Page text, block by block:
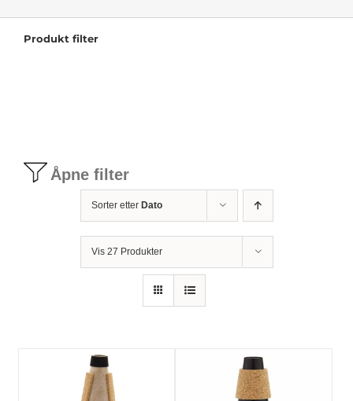
Instrumenter og tilbehør
Bager/ etuier
Diverse tilbehør
Åpne filter
Sorter etter Dato
Vis 27 Produkter
Produkt filter